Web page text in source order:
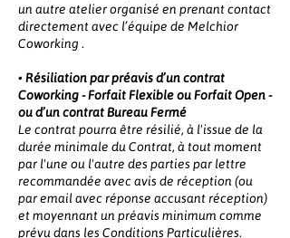
un autre atelier organisé en prenant contact
directement avec l’équipe de Melchior
Coworking .
• Résiliation par préavis d’un contrat
Coworking - Forfait Flexible ou Forfait Open -
ou d’un contrat Bureau Fermé
Le contrat pourra être résilié, à l'issue de la
durée minimale du Contrat, à tout moment
par l'une ou l'autre des parties par lettre
recommandée avec avis de réception (ou
par email avec réponse accusant réception)
et moyennant un préavis minimum comme
prévu dans les Conditions Particulières.